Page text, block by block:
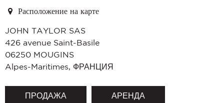
Расположение на карте
JOHN TAYLOR SAS
426 avenue Saint-Basile
06250 MOUGINS
Alpes-Maritimes, ФРАНЦИЯ
ПРОДАЖА АРЕНДА